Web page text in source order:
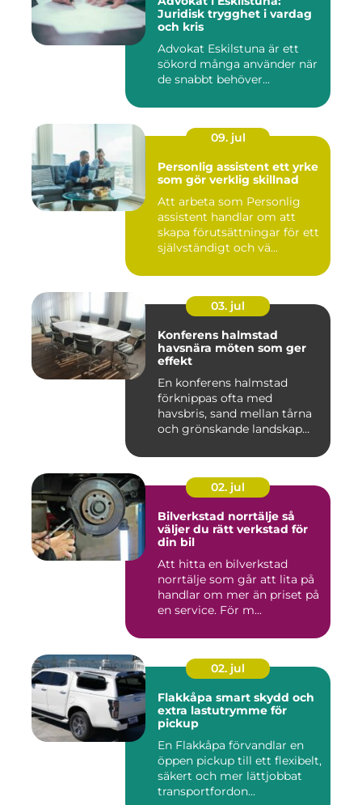
Juridisk trygghet i vardag
och kris
Advokat Eskilstuna är ett
sökord många använder när
de snabbt behöver...
09. jul
Personlig assistent ett yrke
som gör verklig skillnad
Att arbeta som Personlig
assistent handlar om att
skapa förutsättningar för ett
självständigt och vä...
03. jul
Konferens halmstad
havsnära möten som ger
effekt
En konferens halmstad
förknippas ofta med
havsbris, sand mellan tårna
och grönskande landskap
02. jul
Bilverkstad norrtälje så
väljer du rätt verkstad för
din bil
Att hitta en bilverkstad
norrtälje som går att lita på
handlar om mer än priset på
en service. För m...
02. jul
Flakkåpa smart skydd och
extra lastutrymme för
pickup
En Flakkåpa förvandlar en
öppen pickup till ett flexibelt,
säkert och mer lättjobbat
transportfordon...